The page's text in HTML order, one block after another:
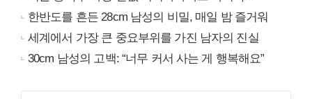
한반도를 흔든 28cm 남성의 비밀, 매일 밤 즐거워
세계에서 가장 큰 중요부위를 가진 남자의 진실
30cm 남성의 고백: “너무 커서 사는 게 행복해요”